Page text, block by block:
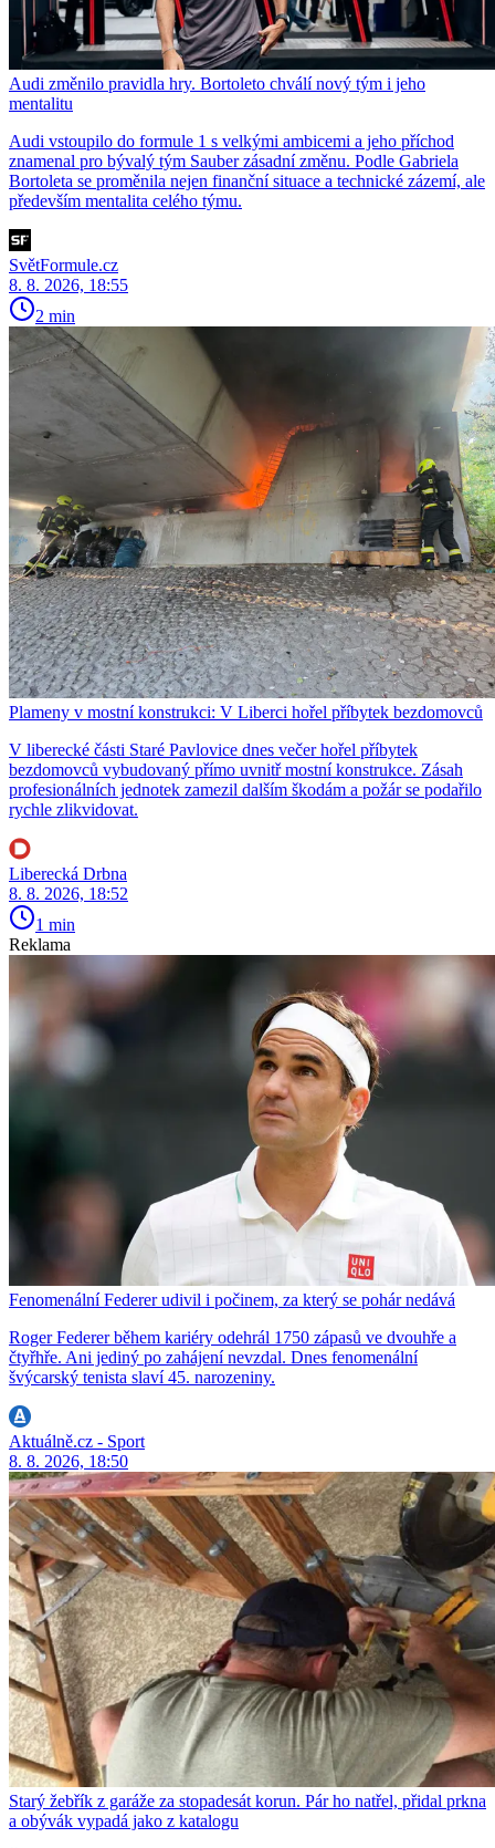
Audi změnilo pravidla hry. Bortoleto chválí nový tým i jeho
mentalitu
Audi vstoupilo do formule 1 s velkými ambicemi a jeho příchod
znamenal pro bývalý tým Sauber zásadní změnu. Podle Gabriela
Bortoleta se proměnila nejen finanční situace a technické zázemí, ale
především mentalita celého týmu.
SvětFormule.cz
8. 8. 2026, 18:55
2 min
Plameny v mostní konstrukci: V Liberci hořel příbytek bezdomovců
V liberecké části Staré Pavlovice dnes večer hořel příbytek
bezdomovců vybudovaný přímo uvnitř mostní konstrukce. Zásah
profesionálních jednotek zamezil dalším škodám a požár se podařilo
rychle zlikvidovat.
Liberecká Drbna
8. 8. 2026, 18:52
1 min
Reklama
Fenomenální Federer udivil i počinem, za který se pohár nedává
Roger Federer během kariéry odehrál 1750 zápasů ve dvouhře a
čtyřhře. Ani jediný po zahájení nevzdal. Dnes fenomenální
švýcarský tenista slaví 45. narozeniny.
Aktuálně.cz - Sport
8. 8. 2026, 18:50
Starý žebřík z garáže za stopadesát korun. Pár ho natřel, přidal prkna
a obývák vypadá jako z katalogu